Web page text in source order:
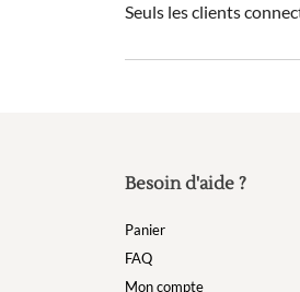
Seuls les clients
Besoin d'aide ?
Panier
FAQ
Mon compte